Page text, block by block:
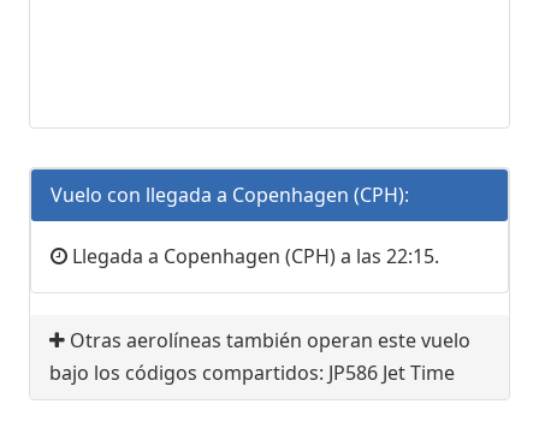
Vuelo con llegada a Copenhagen (CPH):
Llegada a Copenhagen (CPH) a las 22:15.
Otras aerolíneas también operan este vuelo
bajo los códigos compartidos: JP586 Jet Time